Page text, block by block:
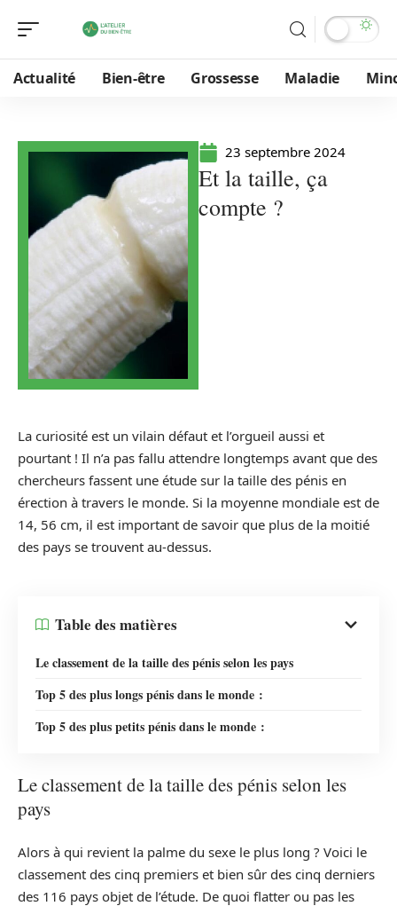
Actualité Bien-être Grossesse Maladie
23 septembre 2024
Et la taille, ça
compte ?
La curiosité est un vilain défaut et l’orgueil aussi et
pourtant ! Il n’a pas fallu attendre longtemps avant que des
chercheurs fassent une étude sur la taille des pénis en
érection à travers le monde. Si la moyenne mondiale est de
14, 56 cm, il est important de savoir que plus de la moitié
des pays se trouvent au-dessus.
Table des matières
Le classement de la taille des pénis selon les pays
Top 5 des plus longs pénis dans le monde :
Top 5 des plus petits pénis dans le monde :
Le classement de la taille des pénis selon les
pays
Alors à qui revient la palme du sexe le plus long ? Voici le
classement des cinq premiers et bien sûr des cinq derniers
des 116 pays objet de l’étude. De quoi flatter ou pas les